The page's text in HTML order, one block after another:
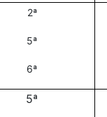
2ª
5ª
6ª
5ª